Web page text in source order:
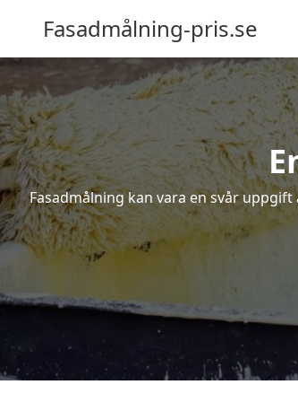
Fasadmålning-pris.se
Fasadmålning kan vara en svår